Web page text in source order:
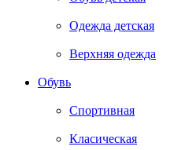
Одежда детская
Верхняя одежда
Обувь
Спортивная
Класическая